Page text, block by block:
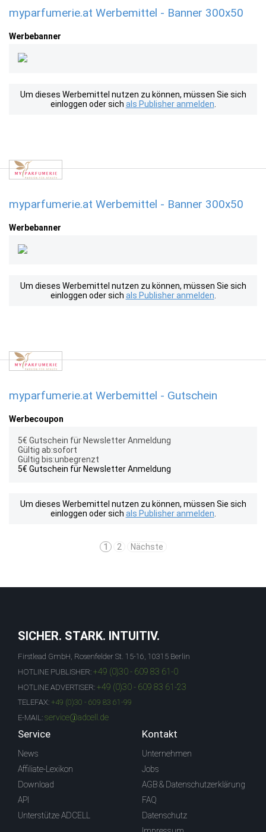
myparfumerie.at Werbemittel - Banner 300x50
Werbebanner
Um dieses Werbemittel nutzen zu können, müssen Sie sich
einloggen oder sich als Publisher anmelden
myparfumerie.at Werbemittel - Banner 300x50
Werbebanner
Um dieses Werbemittel nutzen zu können, müssen Sie sich
einloggen oder sich als Publisher anmelden
myparfumerie.at Werbemittel - Gutschein
Werbecoupon
5€ Gutschein für Newsletter Anmeldung
Gültig ab:sofort
Gültig bis:unbegrenzt
5€ Gutschein für Newsletter Anmeldung
Um dieses Werbemittel nutzen zu können, müssen Sie sich
einloggen oder sich als Publisher anmelden
1 2 Nächste
SICHER. STARK. INTUITIV.
Firstlead GmbH, Rosenfelder St. 15-16, 10315 Berlin
HOTLINE PUBLISHER: +49 (0)30 - 609 83 61-0
HOTLINE ADVERTISER: +49 (0)30 - 609 83 61-23
TELEFAX: +49 (0)30 - 609 83 61-99
E-MAIL: service@adcell.de
Service
News
Affiliate-Lexikon
Download
API
Unterstütze ADCELL
Kontakt
Unternehmen
Jobs
AGB & Datenschutzerklärung
FAQ
Datenschutz